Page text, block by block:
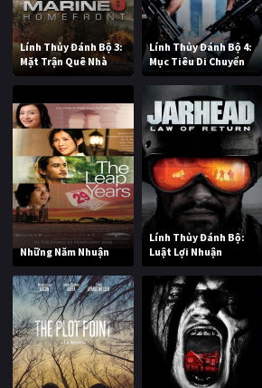
Lính Thủy Đánh Bộ 3:
Mặt Trận Quê Nhà
Lính Thủy Đánh Bộ 4:
Mục Tiêu Di Chuyển
Những Năm Nhuận
Lính Thủy Đánh Bộ:
Luật Lợi Nhuận